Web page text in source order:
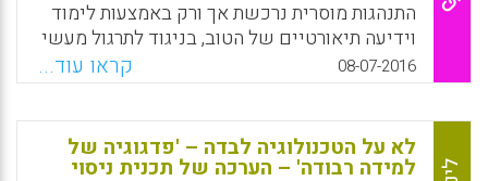
הערבית "תרבות של שתיקה", דהיינו, הימנעות
מעיסוק בנושאים פוליטיים ולאומיים במסגרת
כיתתית. עם זאת, הכותבים מראים שעל אף
העובדה שבתי הספר הערביים מתנהלים בתוך
למנהלים ולמורים לתמרן בתוך מרחב מצומצם
למדי של פעילות מותרת, יש בידיהם דרכים
התנהגות מוסרית נרכשת אך ורק באמצעות לימוד
וידיעה תיאורטיים של הטוב, בניגוד לתרגול מעשי
או לחיקוי של דמויות מופת. 2. אפלטון הוא
אליטיסט הסבור כי רק חלק מהאנשים,
המלכים-פילוסופים, מסוגלים להגיע לידיעה של
הטוב, ולכן רק הם ראויים לשלוט בחברה – תפיסה
הנוגדת את ערכי השוויון והדמוקרטיה. 3. תיאוריית
08-07-2016 קראו עוד...
לא על הטכנולוגיה לבדה – 'פדגוגיה של
למידה רבודה' – הערכה של תכנית ניסוי